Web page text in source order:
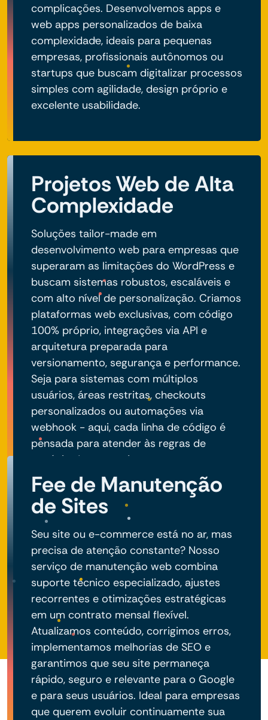
complicações. Desenvolvemos apps e
web apps personalizados de baixa
complexidade, ideais para pequenas
empresas, profissionais autônomos ou
startups que buscam digitalizar processos
simples com agilidade, design próprio e
excelente usabilidade.
Projetos Web de Alta
Complexidade
Soluções tailor-made em
desenvolvimento web para empresas que
superaram as limitações do WordPress e
buscam sistemas robustos, escaláveis e
com alto nível de personalização. Criamos
plataformas web exclusivas, com código
100% próprio, integrações via API e
arquitetura preparada para
versionamento, segurança e performance.
Seja para sistemas com múltiplos
usuários, áreas restritas, checkouts
personalizados ou automações via
webhook - aqui, cada linha de código é
pensada para atender às regras de
negócio do seu projeto.
Fee de Manutenção
de Sites
Seu site ou e-commerce está no ar, mas
precisa de atenção constante? Nosso
serviço de manutenção web combina
suporte técnico especializado, ajustes
recorrentes e otimizações estratégicas
em um contrato mensal flexível.
Atualizamos conteúdo, corrigimos erros,
implementamos melhorias de SEO e
garantimos que seu site permaneça
rápido, seguro e relevante para o Google
e para seus usuários. Ideal para empresas
que querem evoluir continuamente sua